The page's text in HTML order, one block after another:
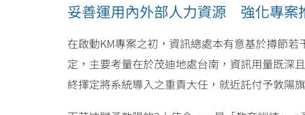
妥善運用內外部人力資源 強化專案
在啟動KM專案之初，資訊總處本有意基於撙節
定，主要考量在於茂迪地處台南，資訊用量既深
終擇定將系統導入之重責大任，就近託付予敦陽